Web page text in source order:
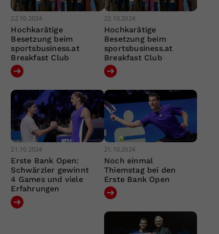
22.10.2024
Hochkarätige
Besetzung beim
sportsbusiness.at
Breakfast Club
22.10.2024
Hochkarätige
Besetzung beim
sportsbusiness.at
Breakfast Club
21.10.2024
Erste Bank Open:
Schwärzler gewinnt
4 Games und viele
Erfahrungen
21.10.2024
Noch einmal
Thiemstag bei den
Erste Bank Open